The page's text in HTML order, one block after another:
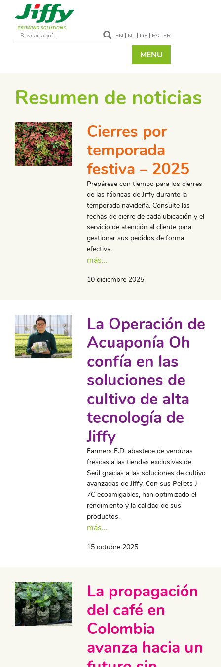
EN NL DE ES FR
MENU
Resumen de noticias
Cierres por
temporada
festiva – 2025
Prepárese con tiempo para los cierres
de las fábricas de Jiffy durante la
temporada navideña. Consulte las
fechas de cierre de cada ubicación y el
servicio de atención al cliente para
gestionar sus pedidos de forma
efectiva.
más...
10 diciembre 2025
La Operación de
Acuaponía Oh
confía en las
soluciones de
cultivo de alta
tecnología de
Jiffy
Farmers F.D. abastece de verduras
frescas a las tiendas exclusivas de
Seúl gracias a las soluciones de cultivo
avanzadas de Jiffy. Con sus Pellets J-
7C ecoamigables, han optimizado el
rendimiento y la calidad de sus
productos.
más...
15 octubre 2025
La propagación
del café en
Colombia
avanza hacia un